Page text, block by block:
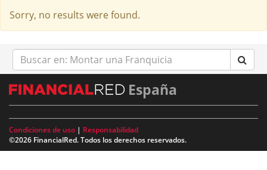
Sorry, no results were found.
Buscar
en:
España
Condiciones de uso | Responsabilidad
©2026 FinancialRed. Todos los derechos reservados.